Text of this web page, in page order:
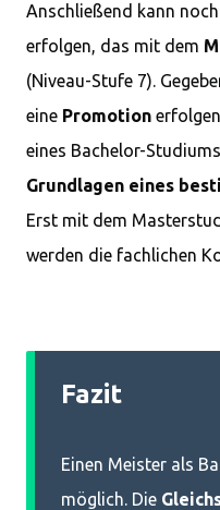
Anschließend kann
erfolgen, das mit dem
(Niveau-Stufe 7).
eine Promotion
eines Bachelor-
Grundlagen eines
Erst mit dem
werden die fachlichen
Fazit
Einen Meister als
möglich. Die